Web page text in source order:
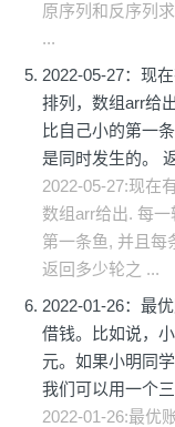
原序列和反序列
...
2022-05-27：现
排列，数组arr给
比自己小的第一
是同时发生的。
2022-05-27:现在
数组arr给出. 每
第一条鱼, 并且每
返回多少轮之 ...
2022-01-26：最
借钱。比如说，
元。如果小明同
我们可以用一个
2022-01-26:最优